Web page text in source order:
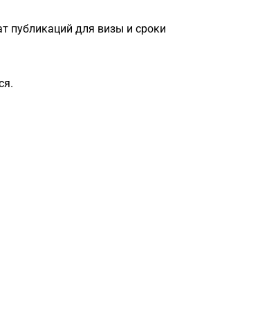
публикаций для визы и сроки